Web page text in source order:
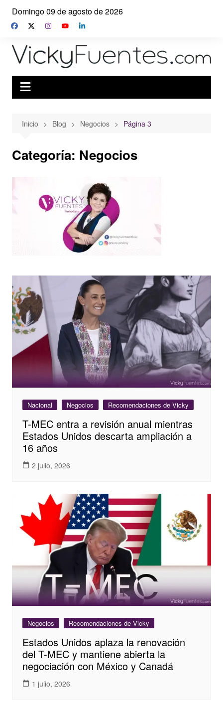
Saltar
contenido
Domingo 09 de agosto de 2026
Inicio Blog Negocios Página 3
Categoría: Negocios
Nacional Negocios Recomendaciones de Vicky
T-MEC entra a revisión anual mientras
Estados Unidos descarta ampliación a
16 años
2 julio, 2026
Negocios Recomendaciones de Vicky
Estados Unidos aplaza la renovación
del T-MEC y mantiene abierta la
negociación con México y Canadá
1 julio, 2026